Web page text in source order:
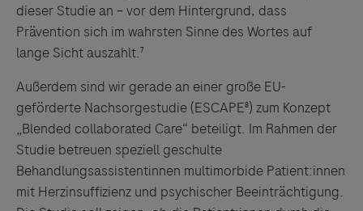
dieser Studie an – vor dem Hintergrund, dass
Prävention sich im wahrsten Sinne des Wortes auf
lange Sicht auszahlt.⁷
Außerdem sind wir gerade an einer große EU-
geförderte Nachsorgestudie (ESCAPE⁸) zum Konzept
„Blended collaborated Care“ beteiligt. Im Rahmen der
Studie betreuen speziell geschulte
Behandlungsassistentinnen multimorbide Patient:innen
mit Herzinsuffizienz und psychischer Beeinträchtigung.